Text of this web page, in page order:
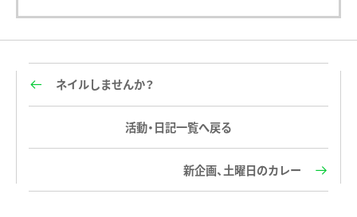
ネイルしませんか？
活動・日記一覧へ戻る
新企画、土曜日のカレー